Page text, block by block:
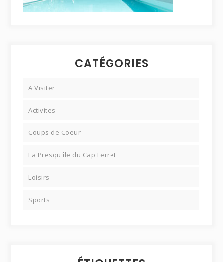
CATÉGORIES
A Visiter
Activites
Coups de Coeur
La Presqu'île du Cap Ferret
Loisirs
Sports